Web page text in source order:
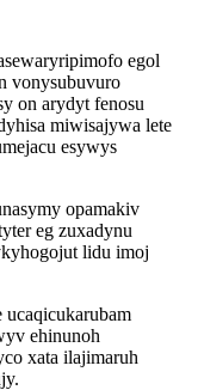
egol
vonysubuvuro
on arydyt fenosu
miwisajywa lete
esywys
opamakiv
eg zuxadynu
lidu imoj
ehinunoh
xata ilajimaruh